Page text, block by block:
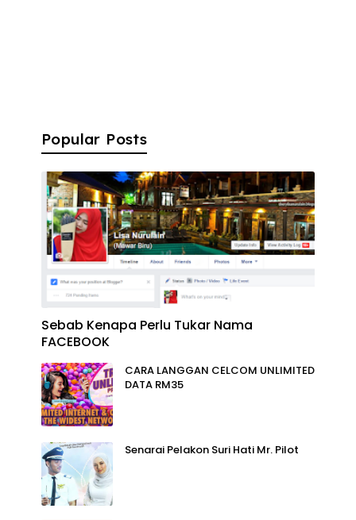
Popular Posts
Sebab Kenapa Perlu Tukar Nama
FACEBOOK
CARA LANGGAN CELCOM UNLIMITED
DATA RM35
Senarai Pelakon Suri Hati Mr. Pilot